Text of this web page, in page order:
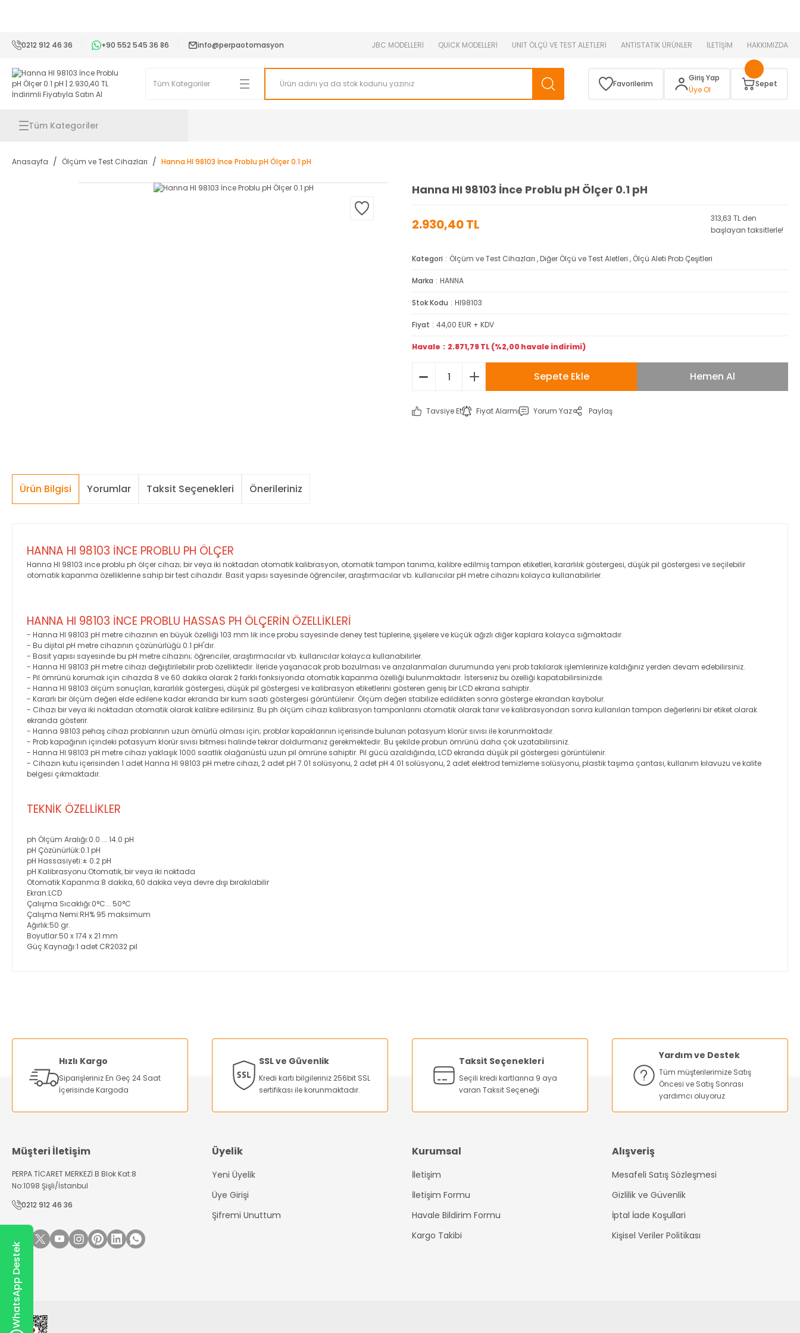
0212 912 46 36 +90 552 545 36 86 info@perpaotomasyon JBC MODELLERİ QUİCK MODELLERİ UNIT ÖLÇÜ VE TEST ALETLERİ ANTİSTATİK ÜRÜNLER İLETİŞİM HAKKIMIZDA
Favorilerim
Giriş Yap
Üye Ol
Sepet
Tüm Kategoriler
Anasayfa Ölçüm ve Test Cihazları Hanna HI 98103 İnce Problu pH Ölçer 0.1 pH
Hanna HI 98103 İnce Problu pH Ölçer 0.1 pH
2.930,40 TL
313,63 TL den
başlayan taksitlerle!
Kategori Ölçüm ve Test Cihazları ,Diğer Ölçü ve Test Aletleri , Ölçü Aleti Prob Çeşitleri
Marka HANNA
Stok Kodu HI98103
Fiyat 44,00 EUR + KDV
Havale 2.871,79 TL (%2,00 havale indirimi)
Sepete Ekle Hemen Al
Tavsiye Et Fiyat Alarmı Yorum Yaz Paylaş
Ürün Bilgisi Yorumlar Taksit Seçenekleri Önerileriniz
HANNA HI 98103 İNCE PROBLU PH ÖLÇER
Hanna HI 98103 ince problu ph ölçer cihazı; bir veya iki noktadan otomatik kalibrasyon, otomatik tampon tanıma, kalibre edilmiş tampon etiketleri, kararlılık göstergesi, düşük pil göstergesi ve seçilebilir
otomatik kapanma özelliklerine sahip bir test cihazıdır. Basit yapısı sayesinde öğrenciler, araştırmacılar vb. kullanıcılar pH metre cihazını kolayca kullanabilirler.
HANNA HI 98103 İNCE PROBLU HASSAS PH ÖLÇERİN ÖZELLİKLERİ
- Hanna HI 98103 pH metre cihazının en büyük özelliği 103 mm lik ince probu sayesinde deney test tüplerine, şişelere ve küçük ağızlı diğer kaplara kolayca sığmaktadır.
- Bu dijital pH metre cihazının çözünürlüğü 0.1 pH'dır.
- Basit yapısı sayesinde bu pH metre cihazını; öğrenciler, araştırmacılar vb. kullanıcılar kolayca kullanabilirler.
- Hanna HI 98103 pH metre cihazı değiştirilebilir prob özelliktedir. İleride yaşanacak prob bozulması ve arızalanmaları durumunda yeni prob takılarak işlemlerinize kaldığınız yerden devam edebilirsiniz.
- Pil ömrünü korumak için cihazda 8 ve 60 dakika olarak 2 farklı fonksiyonda otomatik kapanma özelliği bulunmaktadır. İsterseniz bu özelliği kapatabilirsinizde.
- Hanna HI 98103 ölçüm sonuçları, kararlılık göstergesi, düşük pil göstergesi ve kalibrasyon etiketlerini gösteren geniş bir LCD ekrana sahiptir.
- Kararlı bir ölçüm değeri elde edilene kadar ekranda bir kum saati göstergesi görüntülenir. Ölçüm değeri stabilize edildikten sonra gösterge ekrandan kaybolur.
- Cihazı bir veya iki noktadan otomatik olarak kalibre edilirsiniz. Bu ph ölçüm cihazı kalibrasyon tamponlarını otomatik olarak tanır ve kalibrasyondan sonra kullanılan tampon değerlerini bir etiket olarak
ekranda gösterir.
- Hanna 98103 pehaş cihazı problarının uzun ömürlü olması için; problar kapaklarının içerisinde bulunan potasyum klorür sıvısı ile korunmaktadır.
- Prob kapağının içindeki potasyum klorür sıvısı bitmesi halinde tekrar doldurmanız gerekmektedir. Bu şekilde probun ömrünü daha çok uzatabilirsiniz.
- Hanna HI 98103 pH metre cihazı yaklaşık 1000 saatlik olağanüstü uzun pil ömrüne sahiptir. Pil gücü azaldığında, LCD ekranda düşük pil göstergesi görüntülenir.
- Cihazın kutu içerisinden 1 adet Hanna HI 98103 pH metre cihazı, 2 adet pH 7.01 solüsyonu, 2 adet pH 4.01 solüsyonu, 2 adet elektrod temizleme solüsyonu, plastik taşıma çantası, kullanım kılavuzu ve kalite
belgesi çıkmaktadır.
TEKNİK ÖZELLİKLER
ph Ölçüm Aralığı:0.0 ... 14.0 pH
pH Çözünürlük:0.1 pH
pH Hassasiyeti:± 0.2 pH
pH Kalibrasyonu:Otomatik, bir veya iki noktada
Otomatik Kapanma:8 dakika, 60 dakika veya devre dışı bırakılabilir
Ekran:LCD
Çalışma Sıcaklığı:0°C... 50°C
Çalışma Nemi:RH% 95 maksimum
Ağırlık:50 gr.
Boyutlar:50 x 174 x 21 mm
Güç Kaynağı:1 adet CR2032 pil
Ürün resmi kalitesiz, bozuk veya görüntülenemiyor.
Ürün bilgilerinde hatalar bulunuyor.
Ürün fiyatı diğer sitelerden daha pahalı.
Hızlı Kargo
Siparişleriniz En Geç 24 Saat
İçerisinde Kargoda
SSL ve Güvenlik
Kredi kartı bilgileriniz 256bit SSL
sertifikası ile korunmaktadır.
Taksit Seçenekleri
Seçili kredi kartlarına 9 aya
varan Taksit Seçeneği
Yardım ve Destek
Tüm müşterilerimize Satış
Öncesi ve Satış Sonrası
yardımcı oluyoruz
Müşteri İletişim
PERPA TİCARET MERKEZİ B Blok Kat:8
No:1098 Şişli/İstanbul
0212 912 46 36
Üyelik
Yeni Üyelik
Üye Girişi
Şifremi Unuttum
Kurumsal
İletişim
İletişim Formu
Havale Bildirim Formu
Kargo Takibi
Alışveriş
Mesafeli Satış Sözleşmesi
Gizlilik ve Güvenlik
İptal İade Koşullari
Kişisel Veriler Politikası
WhatsApp Destek